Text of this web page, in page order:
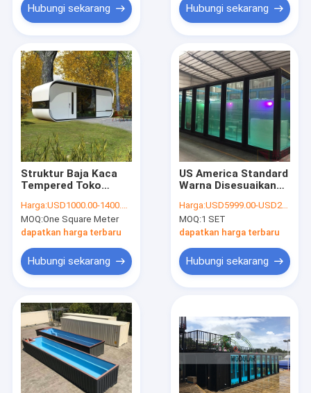
Produk
Video
Tampilan VR
Hubungi sekarang Hubungi sekarang
Struktur Baja Kaca
Tempered Toko
Rumah Pabrikan
Modular Cafe
Container Pod House
Harga:USD1000.00-1400.00/Square Meter
MOQ:One Square Meter
dapatkan harga terbaru
Hubungi sekarang
US America Standard
Warna Disesuaikan
Kontainer Kolam
Renang 20ft 40ft
dengan Wave Water
Harga:USD5999.00-USD23999.00/ SET
MOQ:1 SET
dapatkan harga terbaru
Hubungi sekarang